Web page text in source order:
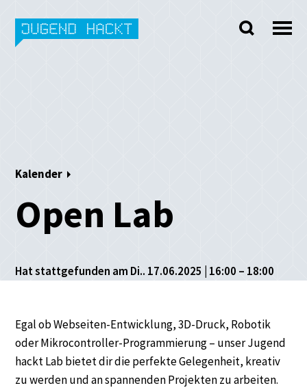
Skip
to
Kalender
Open Lab
Hat stattgefunden am Di.. 17.06.2025 | 16:00 – 18:00
Egal ob Webseiten-Entwicklung, 3D-Druck, Robotik
oder Mikrocontroller-Programmierung – unser Jugend
hackt Lab bietet dir die perfekte Gelegenheit, kreativ
zu werden und an spannenden Projekten zu arbeiten.